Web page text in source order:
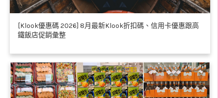
[Klook優惠碼 2026] 8月最新Klook折扣碼、信用卡優惠跟高
鐵飯店促銷彙整